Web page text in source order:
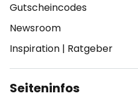
Gutscheincodes
Newsroom
Inspiration | Ratgeber
Seiteninfos